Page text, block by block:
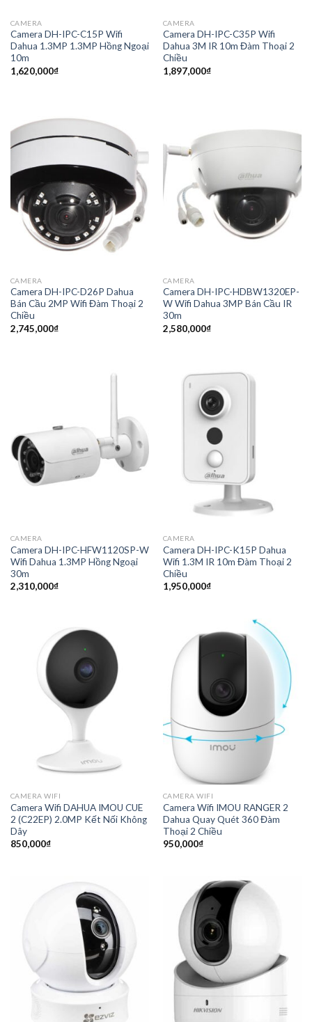
CAMERA
Camera DH-IPC-C15P Wifi
Dahua 1.3MP 1.3MP Hồng Ngoại
10m
1,620,000₫
CAMERA
Camera DH-IPC-C35P Wifi
Dahua 3M IR 10m Đàm Thoại 2
Chiều
1,897,000₫
CAMERA
Camera DH-IPC-D26P Dahua
Bán Cầu 2MP Wifi Đàm Thoại 2
Chiều
2,745,000₫
CAMERA
Camera DH-IPC-HDBW1320EP-
W Wifi Dahua 3MP Bán Cầu IR
30m
2,580,000₫
CAMERA
Camera DH-IPC-HFW1120SP-W
Wifi Dahua 1.3MP Hồng Ngoại
30m
2,310,000₫
CAMERA
Camera DH-IPC-K15P Dahua
Wifi 1.3M IR 10m Đàm Thoại 2
Chiều
1,950,000₫
CAMERA WIFI
Camera Wifi DAHUA IMOU CUE
2 (C22EP) 2.0MP Kết Nối Không
Dây
850,000₫
CAMERA WIFI
Camera Wifi IMOU RANGER 2
Dahua Quay Quét 360 Đàm
Thoại 2 Chiều
950,000₫